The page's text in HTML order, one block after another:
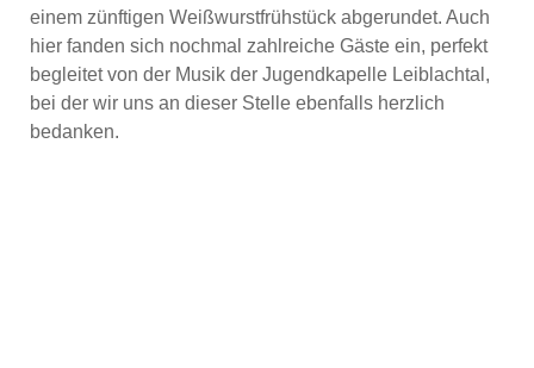
einem zünftigen Weißwurstfrühstück abgerundet. Auch
hier fanden sich nochmal zahlreiche Gäste ein, perfekt
begleitet von der Musik der Jugendkapelle Leiblachtal,
bei der wir uns an dieser Stelle ebenfalls herzlich
bedanken.